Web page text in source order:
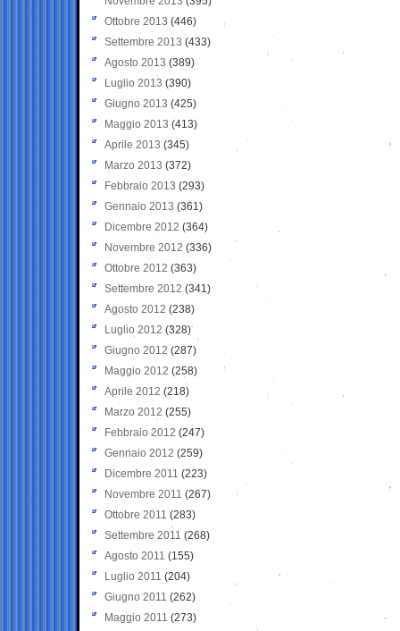
Ottobre 2013 (446)
Settembre 2013 (433)
Agosto 2013 (389)
Luglio 2013 (390)
Giugno 2013 (425)
Maggio 2013 (413)
Aprile 2013 (345)
Marzo 2013 (372)
Febbraio 2013 (293)
Gennaio 2013 (361)
Dicembre 2012 (364)
Novembre 2012 (336)
Ottobre 2012 (363)
Settembre 2012 (341)
Agosto 2012 (238)
Luglio 2012 (328)
Giugno 2012 (287)
Maggio 2012 (258)
Aprile 2012 (218)
Marzo 2012 (255)
Febbraio 2012 (247)
Gennaio 2012 (259)
Dicembre 2011 (223)
Novembre 2011 (267)
Ottobre 2011 (283)
Settembre 2011 (268)
Agosto 2011 (155)
Luglio 2011 (204)
Giugno 2011 (262)
Maggio 2011 (273)